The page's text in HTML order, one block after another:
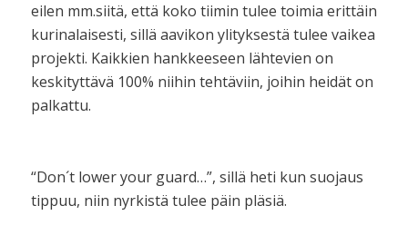
eilen mm.siitä, että koko tiimin tulee toimia erittäin
kurinalaisesti, sillä aavikon ylityksestä tulee vaikea
projekti. Kaikkien hankkeeseen lähtevien on
keskityttävä 100% niihin tehtäviin, joihin heidät on
palkattu.
“Don´t lower your guard…”, sillä heti kun suojaus
tippuu, niin nyrkistä tulee päin pläsiä.